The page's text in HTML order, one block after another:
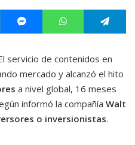
LinkedIn MessengerWhatsApp
servicio de contenidos en
mercado y alcanzó el hito
a nivel global, 16 meses
informó la compañía Walt
o inversionistas.